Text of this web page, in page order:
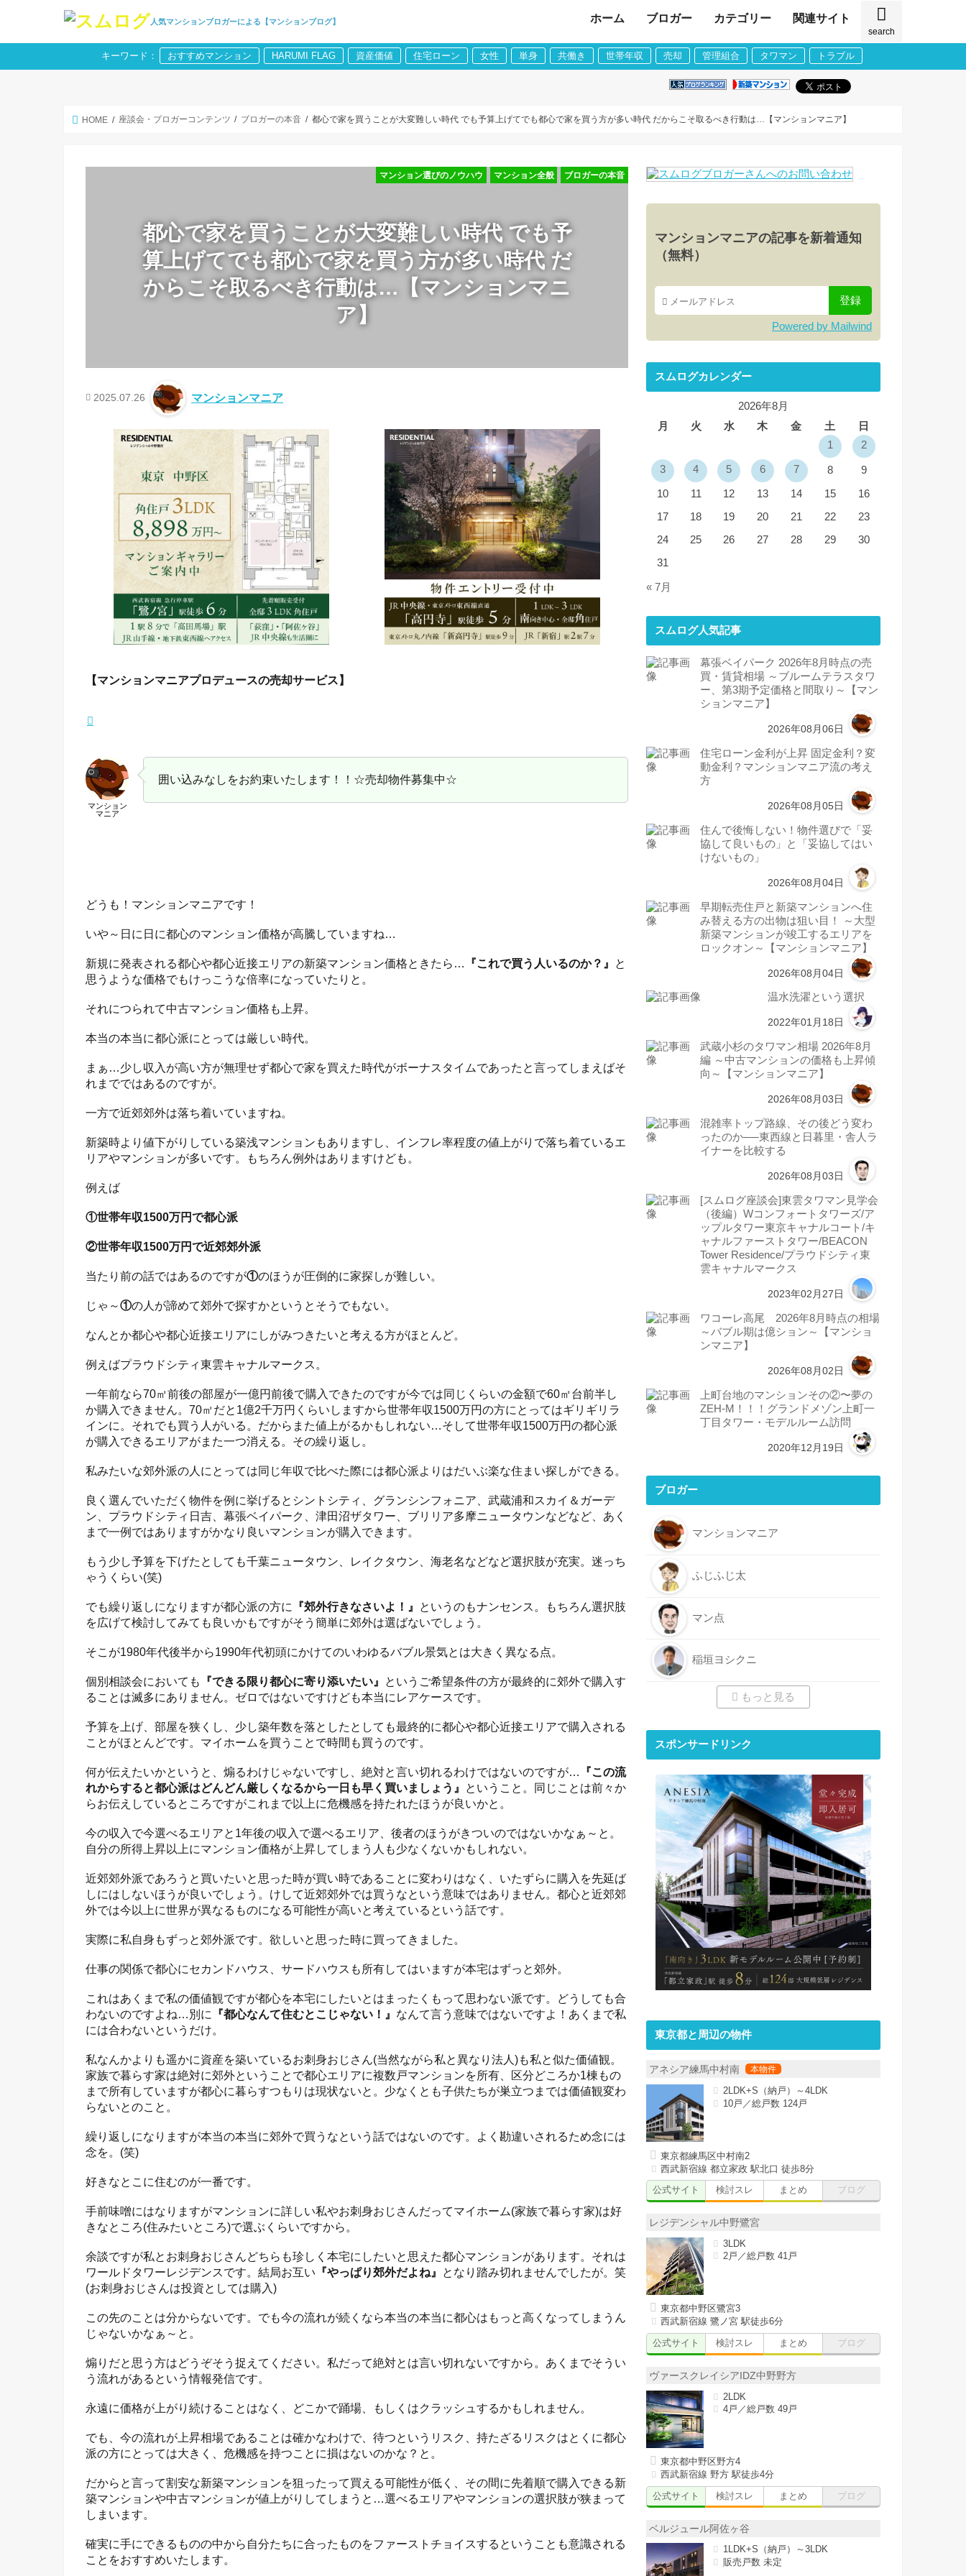
人気マンションブロガーによる【マンションブログ】
search
ホーム ブロガー カテゴリー 関連サイト
キーワード： おすすめマンション HARUMI FLAG 資産価値 住宅ローン 女性 単身 共働き 世帯年収 売却 管理組合 タワマン トラブル
HOME 座談会・ブロガーコンテンツ ブロガーの本音 都心で家を買うことが大変難しい時代 でも予算上げてでも都心で家を買う方が多い時代 だからこそ取るべき行動は…【マンションマニア】
都心で家を買うことが大変難しい時代 でも予
算上げてでも都心で家を買う方が多い時代 だ
からこそ取るべき行動は…【マンションマニ
ア】
ブロガーの本音
マンション全般
マンション選びのノウハウ
2025.07.26 マンションマニア
【マンションマニアプロデュースの売却サービス】
マンション
マニア
囲い込みなしをお約束いたします！！☆売却物件募集中☆
どうも！マンションマニアです！
いや～日に日に都心のマンション価格が高騰していますね…
新規に発表される都心や都心近接エリアの新築マンション価格ときたら… 『これで買う人いるのか？』
と
思うような価格でもけっこうな倍率になっていたりと。
それにつられて中古マンション価格も上昇。
本当の本当に都心派にとっては厳しい時代。
まぁ…少し収入が高い方が無理せず都心で家を買えた時代がボーナスタイムであったと言ってしまえばそ
れまでではあるのですが。
一方で近郊郊外は落ち着いていますね。
新築時より値下がりしている築浅マンションもありますし、インフレ率程度の値上がりで落ち着ているエ
リアやマンションが多いです。もちろん例外はありますけども。
例えば
①世帯年収1500万円で都心派
②世帯年収1500万円で近郊郊外派
当たり前の話ではあるのですが①のほうが圧倒的に家探しが難しい。
じゃ～①の人が諦めて郊外で探すかというとそうでもない。
なんとか都心や都心近接エリアにしがみつきたいと考える方がほとんど。
例えばプラウドシティ東雲キャナルマークス。
一年前なら70㎡前後の部屋が一億円前後で購入できたのですが今では同じくらいの金額で60㎡台前半し
か購入できません。70㎡だと1億2千万円くらいしますから世帯年収1500万円の方にとってはギリギリラ
インに。それでも買う人がいる。だからまた値上がるかもしれない…そして世帯年収1500万円の都心派
が購入できるエリアがまた一つ消える。その繰り返し。
私みたいな郊外派の人にとっては同じ年収で比べた際には都心派よりはだいぶ楽な住まい探しができる。
良く選んでいただく物件を例に挙げるとシントシティ、グランシンフォニア、武蔵浦和スカイ＆ガーデ
ン、プラウドシティ日吉、幕張ベイパーク、津田沼ザタワー、ブリリア多摩ニュータウンなどなど、あく
まで一例ではありますがかなり良いマンションが購入できます。
もう少し予算を下げたとしても千葉ニュータウン、レイクタウン、海老名などなど選択肢が充実。迷っち
ゃうくらい(笑)
でも繰り返しになりますが都心派の方に 『郊外行きなさいよ！』
というのもナンセンス。もちろん選択肢
を広げて検討してみても良いかもですがそう簡単に郊外は選ばないでしょう。
そこが1980年代後半から1990年代初頭にかけてのいわゆるバブル景気とは大きく異なる点。
個別相談会においても 『できる限り都心に寄り添いたい』
というご希望条件の方が最終的に郊外で購入す
ることは滅多にありません。ゼロではないですけども本当にレアケースです。
予算を上げ、部屋を狭くし、少し築年数を落としたとしても最終的に都心や都心近接エリアで購入される
ことがほとんどです。マイホームを買うことで時間も買うのです。
何が伝えたいかというと、煽るわけじゃないですし、絶対と言い切れるわけではないのですが…
『この流
れからすると都心派はどんどん厳しくなるから一日も早く買いましょう』
ということ。同じことは前々か
らお伝えしているところですがこれまで以上に危機感を持たれたほうが良いかと。
今の収入で今選べるエリアと1年後の収入で選べるエリア、後者のほうがきついのではないかなぁ～と。
自分の所得上昇以上にマンション価格が上昇してしまう人も少なくないかもしれない。
近郊郊外派であろうと買いたいと思った時が買い時であることに変わりはなく、いたずらに購入を先延ば
しにはしないほうが良いでしょう。けして近郊郊外では買うなという意味ではありません。都心と近郊郊
外では今以上に世界が異なるものになる可能性が高いと考えているという話です。
実際に私自身もずっと郊外派です。欲しいと思った時に買ってきました。
仕事の関係で都心にセカンドハウス、サードハウスも所有してはいますが本宅はずっと郊外。
これはあくまで私の価値観ですが都心を本宅にしたいとはまったくもって思わない派です。どうしても合
わないのですよね…別に
『都心なんて住むとこじゃない！』 なんて言う意味ではないですよ！あくまで私
には合わないというだけ。
私なんかよりも遥かに資産を築いているお刺身おじさん(当然ながら私と異なり法人)も私と似た価値観。
家族で暮らす家は絶対に郊外ということで都心エリアに複数戸マンションを所有、区分どころか1棟もの
まで所有していますが都心に暮らすつもりは現状ないと。少なくとも子供たちが巣立つまでは価値観変わ
らないとのこと。
繰り返しになりますが本当の本当に郊外で買うなという話ではないのです。よく勘違いされるため念には
念を。(笑)
好きなとこに住むのが一番です。
手前味噌にはなりますがマンションに詳しい私やお刺身おじさんだってマイホーム(家族で暮らす家)は好
きなところ(住みたいところ)で選ぶくらいですから。
余談ですが私とお刺身おじさんどちらも珍しく本宅にしたいと思えた都心マンションがあります。それは
ワールドタワーレジデンスです。結局お互い 『やっぱり郊外だよね』
となり踏み切れませんでしたが。笑
(お刺身おじさんは投資としては購入)
この先のことは分からないです。でも今の流れが続くなら本当の本当に都心はもっと高くなってしまうん
じゃないかなぁ～と。
煽りだと思う方はどうぞそう捉えてください。私だって絶対とは言い切れないですから。あくまでそうい
う流れがあるという情報発信です。
永遠に価格が上がり続けることはなく、どこかで踊場、もしくはクラッシュするかもしれません。
でも、今の流れが上昇相場であることは確かなわけで、待つというリスク、持たざるリスクはとくに都心
派の方にとっては大きく、危機感を持つことに損はないのかな？と。
だからと言って割安な新築マンションを狙ったって買える可能性が低く、その間に先着順で購入できる新
築マンションや中古マンションが値上がりしてしまうと…選べるエリアやマンションの選択肢が狭まって
しまいます。
確実に手にできるものの中から自分たちに合ったものをファーストチョイスするということも意識される
ことをおすすめいたします。
マンションマニアの記事を新着通知
（無料）
Powered by Mailwind
スムログカレンダー
2026年8月
月
火 水 木 金 土
日
1
2
3 4 5 6 7 8 9
10 11 12 13 14 15
16
17
18 19 20 21 22
23
24
25 26 27 28 29
30
31
« 7月
スムログ人気記事
幕張ベイパーク 2026年8月時点の売
買・賃貸相場 ～ブルームテラスタワ
ー、第3期予定価格と間取り～【マン
ションマニア】
2026年08月06日
住宅ローン金利が上昇 固定金利？変
動金利？マンションマニア流の考え
方
2026年08月05日
住んで後悔しない！物件選びで「妥
協して良いもの」と「妥協してはい
けないもの」
2026年08月04日
早期転売住戸と新築マンションへ住
み替える方の出物は狙い目！ ～大型
新築マンションが竣工するエリアを
ロックオン～【マンションマニア】
2026年08月04日
温水洗濯という選択
2022年01月18日
武蔵小杉のタワマン相場 2026年8月
編 ～中古マンションの価格も上昇傾
向～【マンションマニア】
2026年08月03日
混雑率トップ路線、その後どう変わ
ったのか──東西線と日暮里・舎人ラ
イナーを比較する
2026年08月03日
[スムログ座談会]東雲タワマン見学会
（後編）Wコンフォートタワーズ/ア
ップルタワー東京キャナルコート/キ
ャナルファーストタワー/BEACON
Tower Residence/プラウドシティ東
雲キャナルマークス
2023年02月27日
ワコーレ高尾 2026年8月時点の相場
～バブル期は億ション～【マンショ
ンマニア】
2026年08月02日
上町台地のマンションその②〜夢の
ZEH-M！！！グランドメゾン上町一
丁目タワー・モデルルーム訪問
2020年12月19日
ブロガー
マンションマニア
ふじふじ太
マン点
稲垣ヨシクニ
もっと見る
スポンサードリンク
東京都と周辺の物件
アネシア練馬中村南
2LDK+S（納戸）～4LDK
10戸／総戸数 124戸
東京都練馬区中村南2
西武新宿線 都立家政 駅北口 徒歩8分
公式サイト
検討スレ まとめ ブログ
レジデンシャル中野鷺宮
3LDK
2戸／総戸数 41戸
東京都中野区鷺宮3
西武新宿線 鷺ノ宮 駅徒歩6分
公式サイト
検討スレ まとめ ブログ
ヴァースクレイシアIDZ中野野方
2LDK
4戸／総戸数 49戸
東京都中野区野方4
西武新宿線 野方 駅徒歩4分
公式サイト
検討スレ まとめ ブログ
ベルジュール阿佐ヶ谷
1LDK+S（納戸）～3LDK
販売戸数 未定